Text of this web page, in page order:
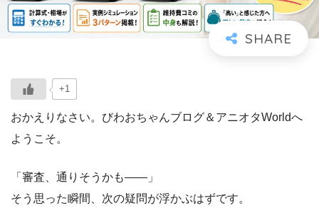
+1
おかえりなさい。びわおちゃんブログ＆アニオタWorldへ
ようこそ。
「審査、通りそうかも――」
そう思った瞬間、次の疑問が浮かぶはずです。